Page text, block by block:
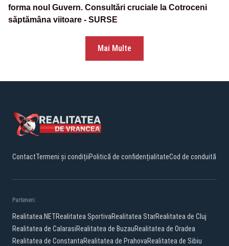
forma noul Guvern. Consultări cruciale la Cotroceni
săptămâna viitoare - SURSE
Mai Multe
ContactTermeni și condițiiPolitică de confidențialitateCod de conduită
Parteneri:
Realitatea.NETRealitatea SportivaRealitatea StarRealitatea de Cluj
Realitatea de CalarasiRealitatea de BuzauRealitatea de Oradea
Realitatea de ConstantaRealitatea de PrahovaRealitatea de Sibiu